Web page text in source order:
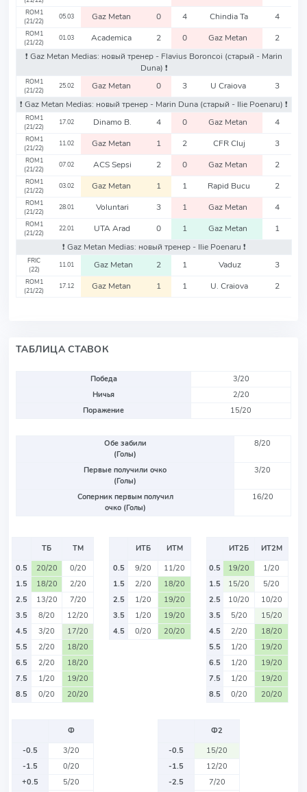
ROM1
(21/22)
05.03 Gaz Metan 0 4 Chindia Ta 4
ROM1
(21/22)
01.03 Academica 2 0 Gaz Metan
2
❗️ Gaz Metan Medias: новый тренер - Flavius Boroncoi (старый - Marin
Duna) ❗️
ROM1
(21/22)
25.02 Gaz Metan 0 3 U Craiova
3
❗️ Gaz Metan Medias: новый тренер - Marin Duna (старый - Ilie Poenaru) ❗️
ROM1
(21/22)
17.02 Dinamo B. 4 0 Gaz Metan 4
ROM1
(21/22)
11.02 Gaz Metan 1 2 CFR Cluj 3
ROM1
(21/22)
07.02 ACS Sepsi 2 0 Gaz Metan 2
ROM1
(21/22)
03.02 Gaz Metan 1 1 Rapid Bucu 2
ROM1
(21/22)
28.01 Voluntari 3 1 Gaz Metan 4
ROM1
(21/22)
22.01 UTA Arad 0 1 Gaz Metan
1
❗️ Gaz Metan Medias: новый тренер - Ilie Poenaru ❗️
FRIC
(22)
11.01 Gaz Metan 2 1 Vaduz 3
ROM1
(21/22)
17.12 Gaz Metan 1 1 U. Craiova 2
ТАБЛИЦА СТАВОК
Победа
3/20
Ничья
2/20
Поражение
15/20
Обе забили
(Голы)
8/20
Первые получили очко
(Голы)
3/20
Соперник первым получил
очко (Голы)
16/20
ТБ
ТМ
0.5
20/20
0/20
1.5
18/20
2/20
2.5
13/20
7/20
3.5
8/20
12/20
4.5
3/20
17/20
5.5
2/20
18/20
6.5
2/20
18/20
7.5
1/20
19/20
8.5
0/20 20/20
ИТБ
ИТМ
0.5
9/20
11/20
1.5
2/20
18/20
2.5
1/20
19/20
3.5
1/20
19/20
4.5
0/20 20/20
ИТ2Б
ИТ2М
0.5
19/20
1/20
1.5
15/20
5/20
2.5
10/20
10/20
3.5
5/20
15/20
4.5
2/20
18/20
5.5
1/20
19/20
6.5
1/20
19/20
7.5
1/20
19/20
8.5
0/20 20/20
Ф
-0.5
3/20
-1.5
0/20
+0.5
5/20
Ф2
-0.5
15/20
-1.5
12/20
-2.5
7/20